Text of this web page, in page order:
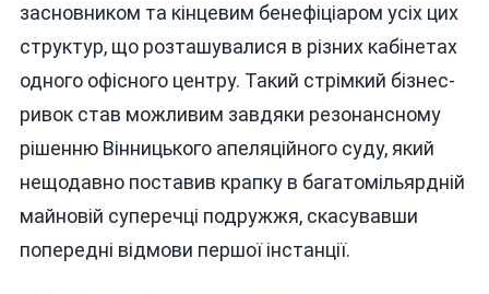
засновником та кінцевим бенефіціаром усіх цих
структур, що розташувалися в різних кабінетах
одного офісного центру. Такий стрімкий бізнес-
ривок став можливим завдяки резонансному
рішенню Вінницького апеляційного суду, який
нещодавно поставив крапку в багатомільярдній
майновій суперечці подружжя, скасувавши
попередні відмови першої інстанції.